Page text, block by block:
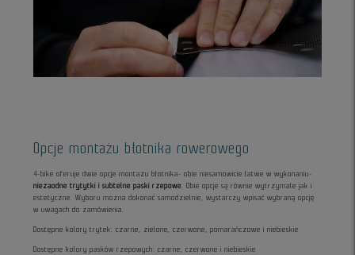
Opcje montażu błotnika rowerowego
4-bike oferuje dwie opcje montażu błotnika- obie niesamowicie łatwe w wykonaniu-
niezaodne trytytki i subtelne paski rzepowe. Obie opcje są równie wytrzymałe jak i
estetyczne. Wyboru można dokonać samodzielnie, wystarczy wpisać wybraną opcję
w uwagach do zamówienia.
Dostępne kolory trytek: czarne, zielone, czerwone, pomarańczowe i niebieskie
Dostępne kolory pasków rzepowych: czarne, czerwone i niebieskie